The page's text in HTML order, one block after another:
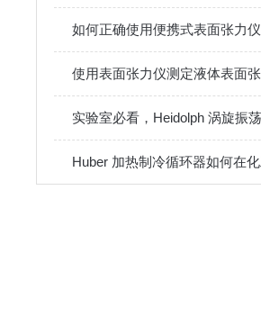
如何正确使用便携式表面张力仪